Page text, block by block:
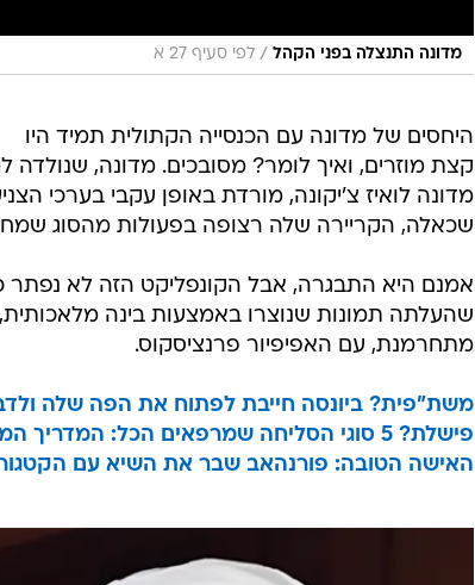
מדונה התנצלה בפני הקהל / לפי סעיף 27 א
היחסים של מדונה עם הכנסייה הקתולית תמיד היו
קצת מוזרים, ואיך לומר? מסובכים. מדונה,
מדונה לואיז צ'יקונה, מורדת באופן עקבי בערכי
שכאלה, הקריירה שלה רצופה בפעולות מהסוג
אמנם היא התבגרה, אבל הקונפליקט הזה לא
שהעלתה תמונות שנוצרו באמצעות בינה
מתחרמנת, עם האפיפיור פרנציסקוס.
משת"פית? ביונסה חייבת לפתוח את הפה שלה
פישלת? 5 סוגי הסליחה שמרפאים הכל: המדריך המלא למתנצלת
האישה הטובה: פורנהאב שבר את השיא עם